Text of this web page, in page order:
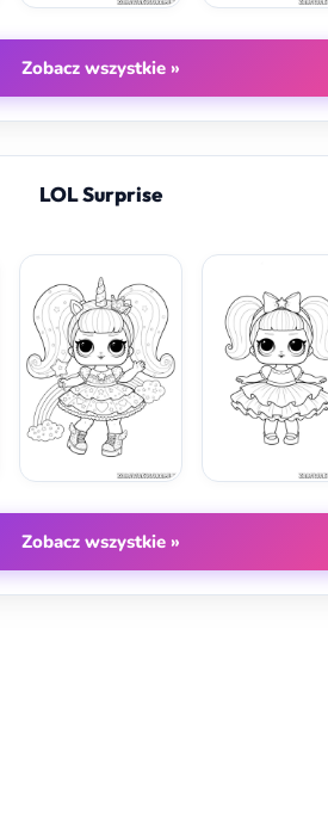
Zobacz wszystkie »
LOL Surprise
Zobacz wszystkie »